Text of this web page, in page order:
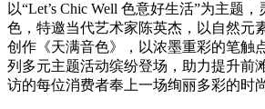
以“Let’s Chic Well 色意好生活”为主题
色，特邀当代艺术家陈英杰，以自然元
创作《天满音色》，以浓墨重彩的笔触
列多元主题活动缤纷登场，助力提升前
访的每位消费者奉上一场绚丽多彩的时